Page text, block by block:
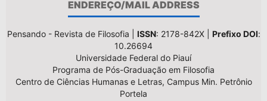
ENDEREÇO/MAIL ADDRESS
Pensando - Revista de Filosofia | ISSN: 2178-842X | Prefixo DOI:
10.26694
Universidade Federal do Piauí
Programa de Pós-Graduação em Filosofia
Centro de Ciências Humanas e Letras, Campus Min. Petrônio
Portela